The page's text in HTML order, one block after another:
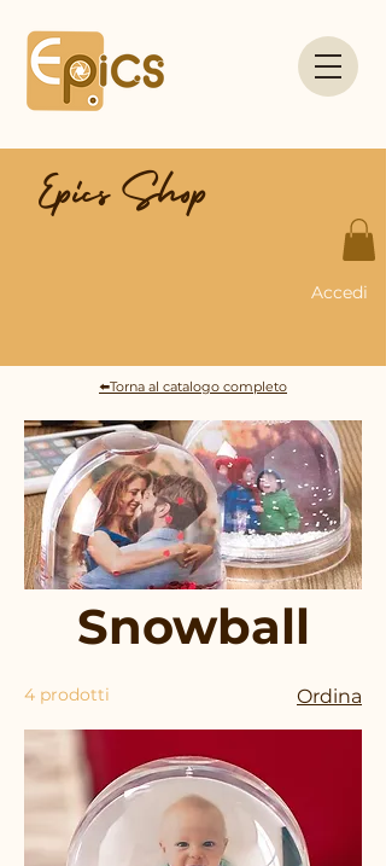
Epics Shop
Accedi
⬅️Torna al catalogo completo
Snowball
4 prodotti Ordina